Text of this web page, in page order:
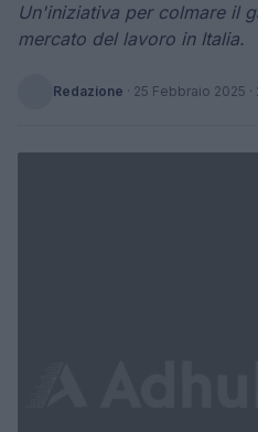
Un'iniziativa per colmare il
mercato del lavoro in Italia.
Redazione · 25 Febbraio 2025